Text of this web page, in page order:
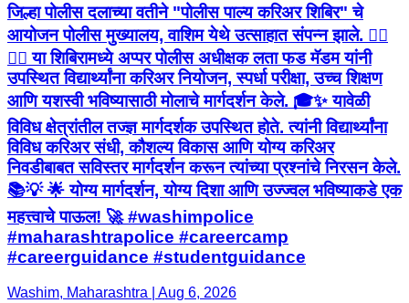
जिल्हा पोलीस दलाच्या वतीने "पोलीस पाल्य करिअर शिबिर" चे
आयोजन पोलीस मुख्यालय, वाशिम येथे उत्साहात संपन्न झाले. 👮‍♂️
👮‍♀️ या शिबिरामध्ये अप्पर पोलीस अधीक्षक लता फड मॅडम यांनी
उपस्थित विद्यार्थ्यांना करिअर नियोजन, स्पर्धा परीक्षा, उच्च शिक्षण
आणि यशस्वी भविष्यासाठी मोलाचे मार्गदर्शन केले. 🎓✨ यावेळी
विविध क्षेत्रांतील तज्ज्ञ मार्गदर्शक उपस्थित होते. त्यांनी विद्यार्थ्यांना
विविध करिअर संधी, कौशल्य विकास आणि योग्य करिअर
निवडीबाबत सविस्तर मार्गदर्शन करून त्यांच्या प्रश्नांचे निरसन केले.
📚💡 🌟 योग्य मार्गदर्शन, योग्य दिशा आणि उज्ज्वल भविष्याकडे एक
महत्त्वाचे पाऊल! 🚀 #washimpolice
#maharashtrapolice #careercamp
#careerguidance #studentguidance
Washim, Maharashtra | Aug 6, 2026